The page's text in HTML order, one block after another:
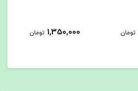
تومان 1,350,000 تومان